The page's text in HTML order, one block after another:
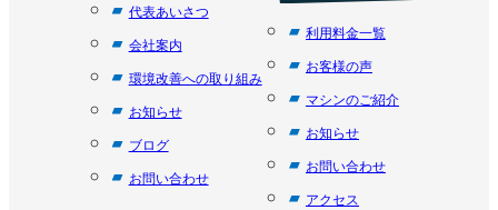
代表あいさつ
会社案内
環境改善への取り組み
お知らせ
ブログ
お問い合わせ
利用料金一覧
お客様の声
マシンのご紹介
お知らせ
お問い合わせ
アクセス